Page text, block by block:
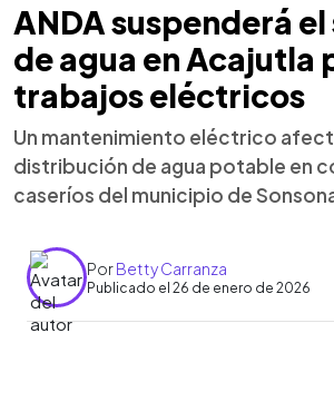
ANDA suspenderá
de agua en Acajutla
trabajos eléctricos
Un mantenimiento eléctrico
distribución de agua potable en
caseríos del municipio de
PorBetty Carranza
Publicado el 26 de enero de 2026